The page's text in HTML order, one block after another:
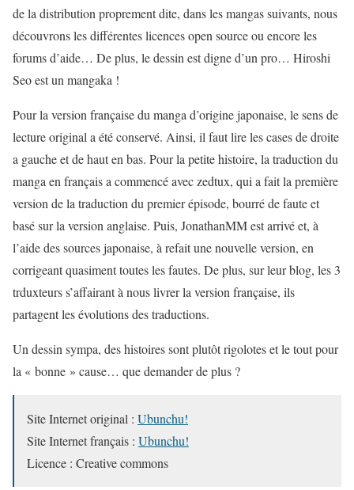
de la distribution proprement dite, dans les mangas suivants, nous
découvrons les différentes licences open source ou encore les
forums d’aide… De plus, le dessin est digne d’un pro… Hiroshi
Seo est un mangaka !
Pour la version française du manga d’origine japonaise, le sens de
lecture original a été conservé. Ainsi, il faut lire les cases de droite
a gauche et de haut en bas. Pour la petite histoire, la traduction du
manga en français a commencé avec zedtux, qui a fait la première
version de la traduction du premier épisode, bourré de faute et
basé sur la version anglaise. Puis, JonathanMM est arrivé et, à
l’aide des sources japonaise, à refait une nouvelle version, en
corrigeant quasiment toutes les fautes. De plus, sur leur blog, les 3
trduxteurs s’affairant à nous livrer la version française, ils
partagent les évolutions des traductions.
Un dessin sympa, des histoires sont plutôt rigolotes et le tout pour
la « bonne » cause… que demander de plus ?
Site Internet original : Ubunchu!
Site Internet français : Ubunchu!
Licence : Creative commons